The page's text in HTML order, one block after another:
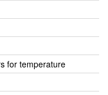
for temperature